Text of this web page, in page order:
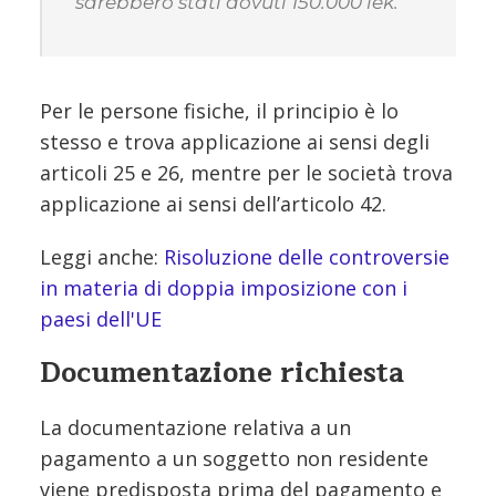
Per le persone fisiche, il principio è lo
stesso e trova applicazione ai sensi degli
articoli 25 e 26, mentre per le società trova
applicazione ai sensi dell’articolo 42.
Leggi anche: Risoluzione delle controversie
in materia di doppia imposizione con i
paesi dell'UE
Documentazione richiesta
La documentazione relativa a un
pagamento a un soggetto non residente
viene predisposta prima del pagamento e